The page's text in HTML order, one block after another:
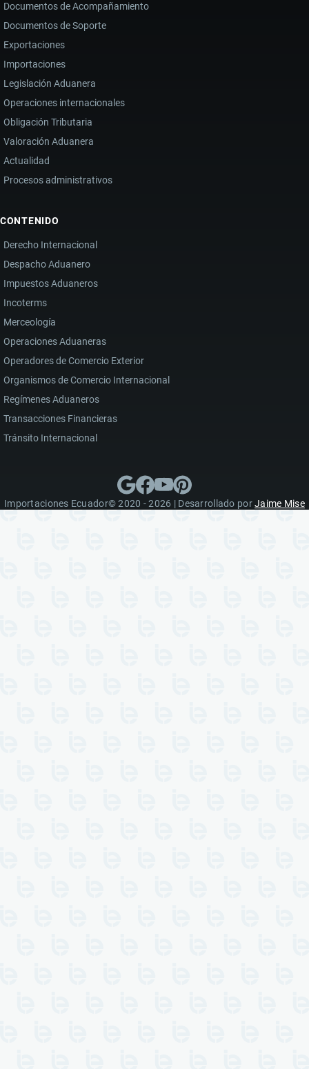
Documentos de Acompañamiento
Documentos de Soporte
Exportaciones
Importaciones
Legislación Aduanera
Operaciones internacionales
Obligación Tributaria
Valoración Aduanera
Actualidad
Procesos administrativos
CONTENIDO
Derecho Internacional
Despacho Aduanero
Impuestos Aduaneros
Incoterms
Merceología
Operaciones Aduaneras
Operadores de Comercio Exterior
Organismos de Comercio Internacional
Regímenes Aduaneros
Transacciones Financieras
Tránsito Internacional
Importaciones Ecuador© 2020 - 2026 | Desarrollado porJaime Mise